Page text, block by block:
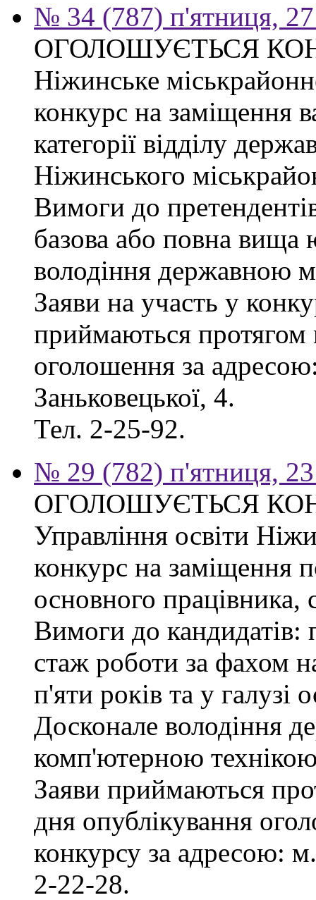
№ 34 (787) п'ятниця,
ОГОЛОШУЄТЬСЯ
Ніжинське
конкурс на заміщення
категорії відділу
Ніжинського
Вимоги до
базова або повна вища
володіння державною
Заяви на участь у
приймаються протягом
оголошення за
Заньковецької, 4.
Тел. 2-25-92.
№ 29 (782) п'ятниця,
ОГОЛОШУЄТЬСЯ
Управління освіти
конкурс на заміщення
основного працівника,
Вимоги до кандидатів:
стаж роботи за фахом
п'яти років та у галузі
Досконале володіння
комп'ютерною
Заяви приймаються
дня опублікування
конкурсу за адресою:
2-22-28.